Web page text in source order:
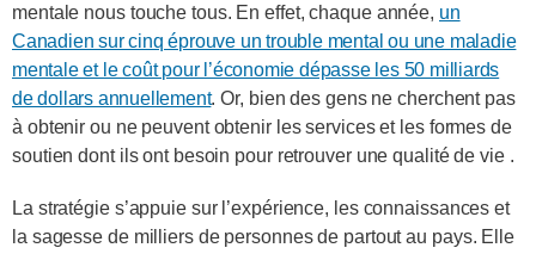
mentale nous touche tous. En effet, chaque année, un
Canadien sur cinq éprouve un trouble mental ou une maladie
mentale et le coût pour l’économie dépasse les 50 milliards
de dollars annuellement. Or, bien des gens ne cherchent pas
à obtenir ou ne peuvent obtenir les services et les formes de
soutien dont ils ont besoin pour retrouver une qualité de vie .
La stratégie s’appuie sur l’expérience, les connaissances et
la sagesse de milliers de personnes de partout au pays. Elle